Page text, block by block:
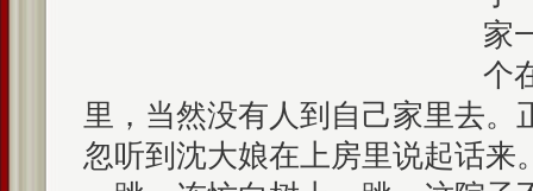
家
个
里，当然没有人到自己家里去。
忽听到沈大娘在上房里说起话来